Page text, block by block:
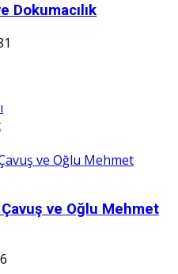
Dokumacılık
ve Oğlu Mehmet